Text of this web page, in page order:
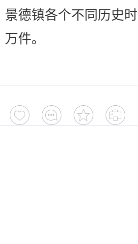
景德镇各个不同历史
万件。